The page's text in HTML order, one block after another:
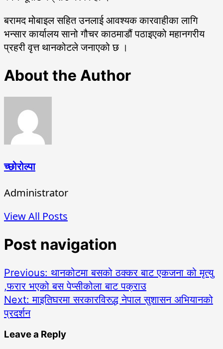
बरामद मोबाइल सहित उनलाई आवश्यक कारवाहीका लागि
भन्सार कार्यालय सानो गौचर काठमाडौं पठाइएको महानगरीय
प्रहरी वृत्त थानकोटले जनाएको छ ।
About the Author
च्छोरोल्पा
Administrator
View All Posts
Post navigation
Previous: थानकोटमा बसको ठक्कर बाट एकजना को मृत्यु
,फरार भएको बस पेप्सीकोला बाट पक्राउ
Next:माइतिघरमा सरकारविरुद्ध नेपाल सुशासन अभियानको
प्रदर्शन
Leave a Reply